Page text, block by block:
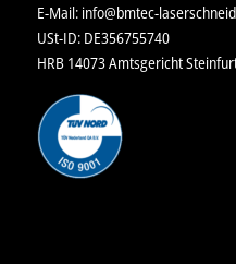
E-Mail: info@bmtec-
USt-ID: DE356755740
HRB 14073 Amtsgericht